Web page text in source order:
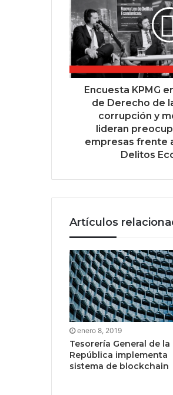
Encuesta KPMG
de Derecho de
corrupción y
lideran
empresas frente
Delitos
Artículos
enero 8, 2019
Tesorería General de la
República implementa
sistema de blockchain